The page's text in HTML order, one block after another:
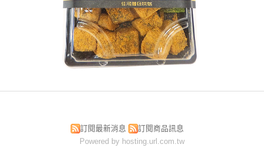
訂閱最新消息
訂閱商品訊息
Powered by hosting.url.com.tw